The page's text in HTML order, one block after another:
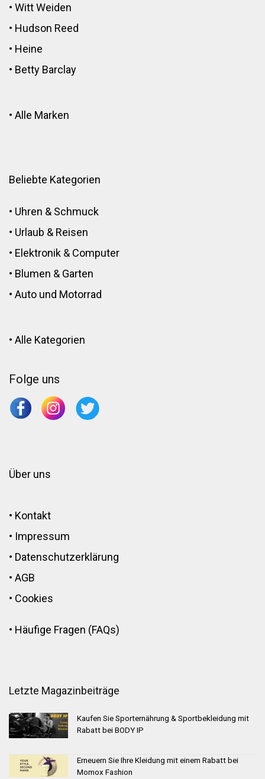
• Witt Weiden
• Hudson Reed
• Heine
• Betty Barclay
• Alle Marken
Beliebte Kategorien
• Uhren & Schmuck
• Urlaub & Reisen
• Elektronik & Computer
• Blumen & Garten
• Auto und Motorrad
• Alle Kategorien
Folge uns
Über uns
• Kontakt
• Impressum
• Datenschutzerklärung
• AGB
• Cookies
• Häufige Fragen (FAQs)
Letzte Magazinbeiträge
Kaufen Sie Sporternährung & Sportbekleidung mit
Rabatt bei BODY IP
Erneuern Sie Ihre Kleidung mit einem Rabatt bei
Momox Fashion